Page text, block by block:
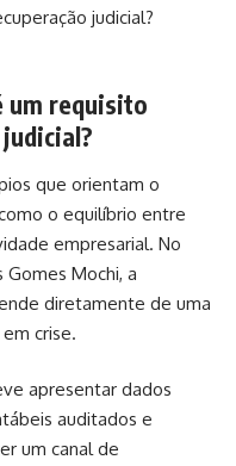
judicial?
um requisito
que orientam o
o equilíbrio entre
empresarial. No
Mochi, a
diretamente de uma
crise.
apresentar dados
auditados e
um canal de